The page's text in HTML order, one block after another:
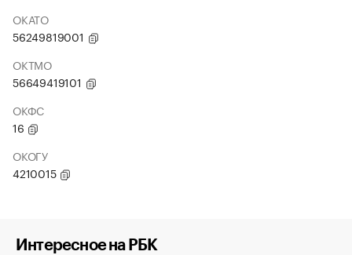
ОКАТО
56249819001
ОКТМО
56649419101
ОКФС
16
ОКОГУ
4210015
Интересное на РБК